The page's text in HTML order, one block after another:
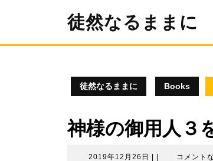
ン
徒然なるままに
徒然なるままに Books
神様の御用人３
2019年12月26日
2019
コメント